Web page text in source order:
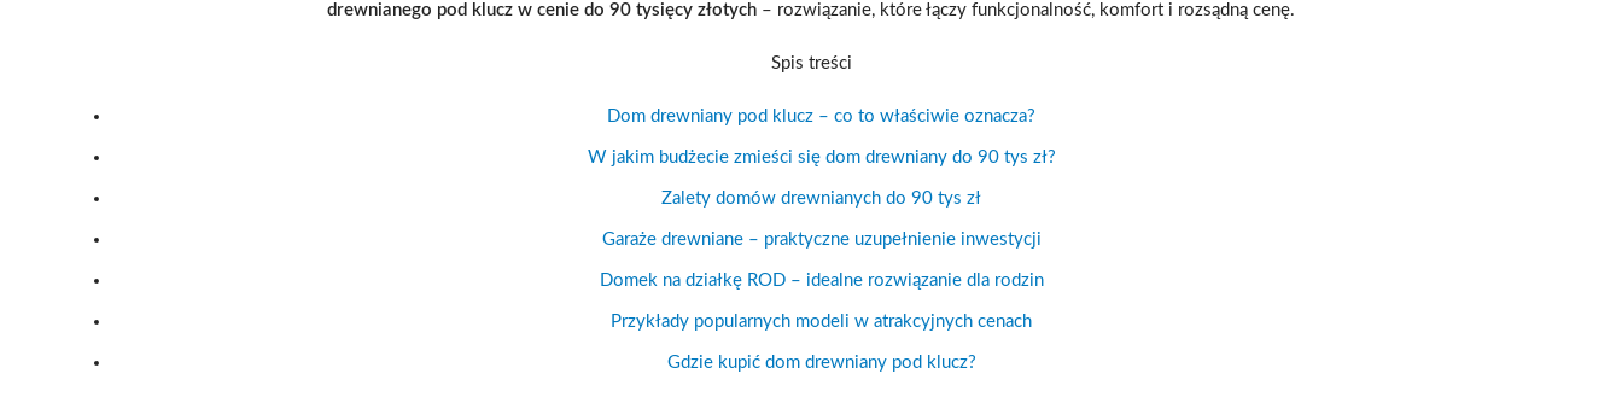
drewnianego pod klucz w cenie do 90 tysięcy złotych – rozwiązanie, które łączy funkcjonalność, komfort i rozsądną cenę.
Spis treści
Dom drewniany pod klucz – co to właściwie oznacza?
W jakim budżecie zmieści się dom drewniany do 90 tys zł?
Zalety domów drewnianych do 90 tys zł
Garaże drewniane – praktyczne uzupełnienie inwestycji
Domek na działkę ROD – idealne rozwiązanie dla rodzin
Przykłady popularnych modeli w atrakcyjnych cenach
Gdzie kupić dom drewniany pod klucz?